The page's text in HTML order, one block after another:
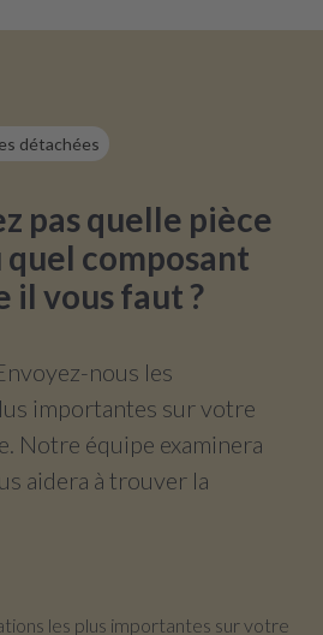
détachées
pas quelle pièce
composant
vous faut ?
nous les
importantes sur votre
Notre équipe examinera
aidera à trouver la
les plus importantes sur votre